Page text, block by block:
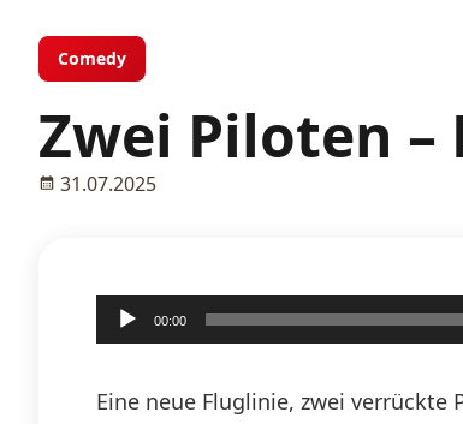
Comedy
Zwei Piloten –
31.07.2025
Audio-
Player
00:00
Eine neue Fluglinie, zwei verrückte